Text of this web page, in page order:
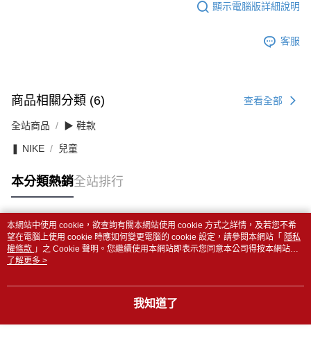
顯示電腦版詳細說明
客服
商品相關分類 (6) 查看全部
全站商品 ▶ 鞋款
❚ NIKE 兒童
本分類熱銷全站排行
熱門標籤
本網站中使用 cookie，欲查詢有關本網站使用 cookie 方式之詳情，及若您不希
望在電腦上使用 cookie 時應如何變更電腦的 cookie 設定，請參閱本網站「 隱私
權條款 」之 Cookie 聲明。您繼續使用本網站即表示您同意本公司得按本網站使
用條款之 Cookie 聲明使用 cookie。
了解更多 >
我知道了